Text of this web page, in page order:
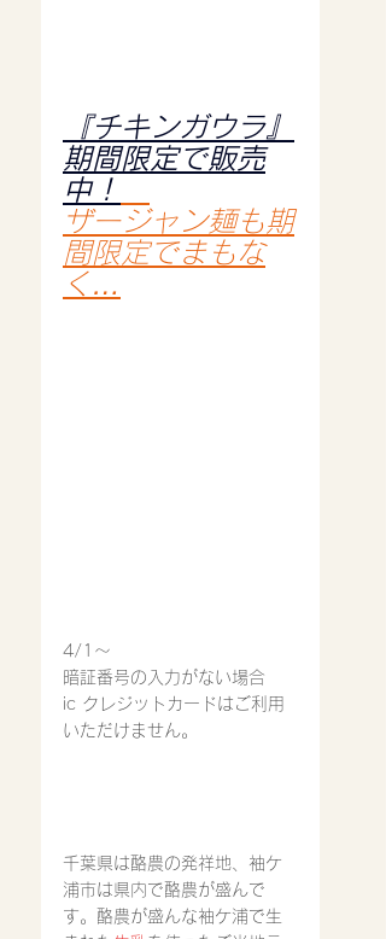
『チキンガウラ』
期間限定で販売
中！
ザージャン麺も期
間限定でまもな
く…
4/1〜
暗証番号の入力がない場合
ic クレジットカードはご利用
いただけません。
千葉県は酪農の発祥地、袖ケ
浦市は県内で酪農が盛んで
す。酪農が盛んな袖ケ浦で生